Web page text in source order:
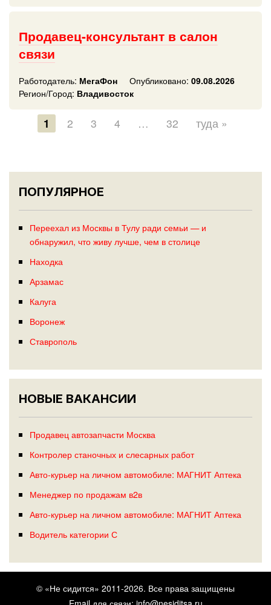
Продавец-консультант в салон
связи
Работодатель: МегаФон Опубликовано: 09.08.2026
Регион/Город: Владивосток
1 2 3 4 … 32 туда »
ПОПУЛЯРНОЕ
Переехал из Москвы в Тулу ради семьи — и
обнаружил, что живу лучше, чем в столице
Находка
Арзамас
Калуга
Воронеж
Ставрополь
НОВЫЕ ВАКАНСИИ
Продавец автозапчасти Москва
Контролер станочных и слесарных работ
Авто-курьер на личном автомобиле: МАГНИТ Аптека
Менеджер по продажам в2в
Авто-курьер на личном автомобиле: МАГНИТ Аптека
Водитель категории С
© «Не сидится» 2011-2026. Все права защищены